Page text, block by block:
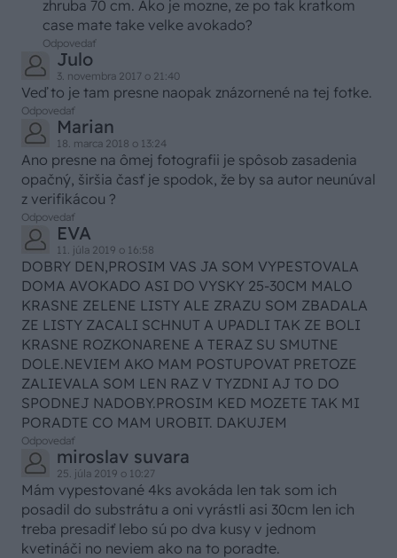
zhruba 70 cm. Ako je mozne, ze po tak kratkom
case mate take velke avokado?
Odpovedať
Julo
3. novembra 2017 o 21:40
Veď to je tam presne naopak znázornené na tej fotke.
Odpovedať
Marian
18. marca 2018 o 13:24
Ano presne na ômej fotografii je spôsob zasadenia
opačný, širšia časť je spodok, že by sa autor neunúval
z verifikácou ?
Odpovedať
EVA
11. júla 2019 o 16:58
DOBRY DEN,PROSIM VAS JA SOM VYPESTOVALA
DOMA AVOKADO ASI DO VYSKY 25-30CM MALO
KRASNE ZELENE LISTY ALE ZRAZU SOM ZBADALA
ZE LISTY ZACALI SCHNUT A UPADLI TAK ZE BOLI
KRASNE ROZKONARENE A TERAZ SU SMUTNE
DOLE.NEVIEM AKO MAM POSTUPOVAT PRETOZE
ZALIEVALA SOM LEN RAZ V TYZDNI AJ TO DO
SPODNEJ NADOBY.PROSIM KED MOZETE TAK MI
PORADTE CO MAM UROBIT. DAKUJEM
Odpovedať
miroslav suvara
25. júla 2019 o 10:27
Mám vypestované 4ks avokáda len tak som ich
posadil do substrátu a oni vyrástli asi 30cm len ich
treba presadiť lebo sú po dva kusy v jednom
kvetináči no neviem ako na to poradte.